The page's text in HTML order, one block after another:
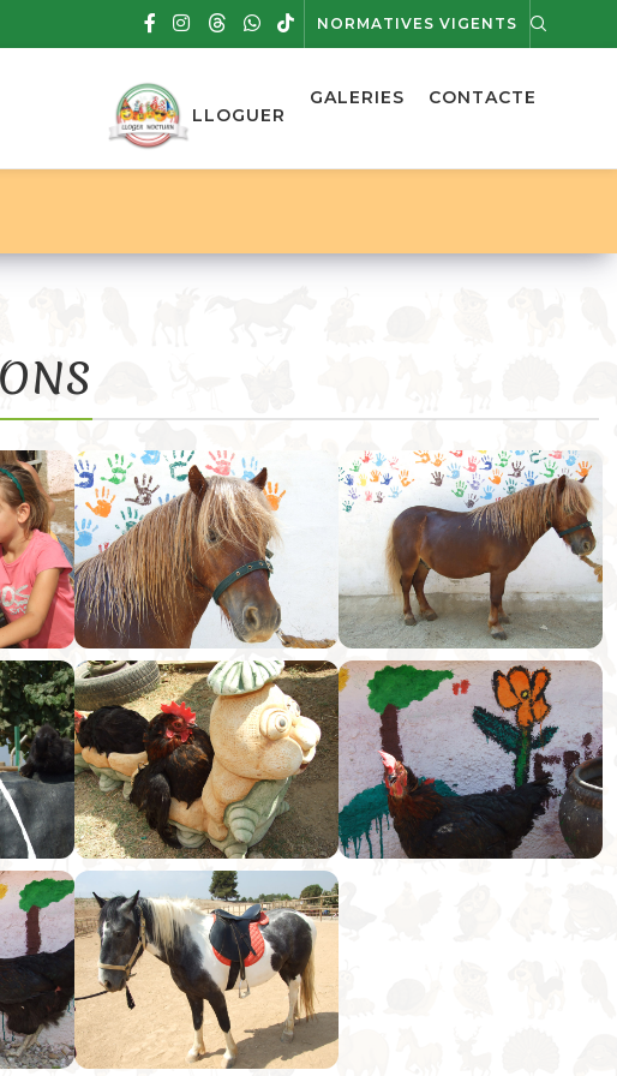
NORMATIVES VIGENTS
LLOGUER
GALERIES CONTACTE